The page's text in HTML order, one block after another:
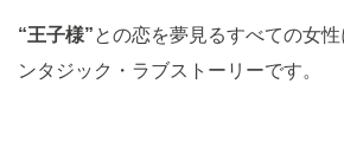
“王子様”との恋を夢見るすべての女
ンタジック・ラブストーリーです。